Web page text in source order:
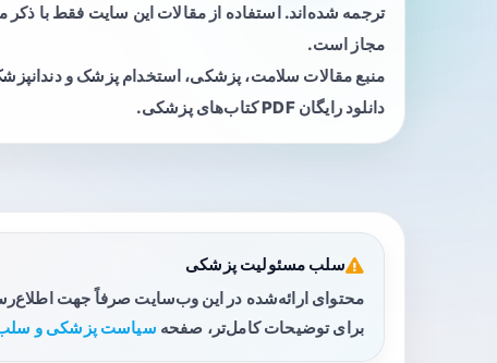
ترجمه شده‌اند. استفاده از مقالات این سایت فقط با ذکر
مجاز است.
منبع مقالات سلامت، پزشکی، استخدام پزشک و
دانلود رایگان PDF کتاب‌های پزشکی.
سلب مسئولیت پزشکی
محتوای ارائه‌شده در این وب‌سایت صرفاً جهت
برای توضیحات کامل‌تر، صفحه سیاست پزشکی و